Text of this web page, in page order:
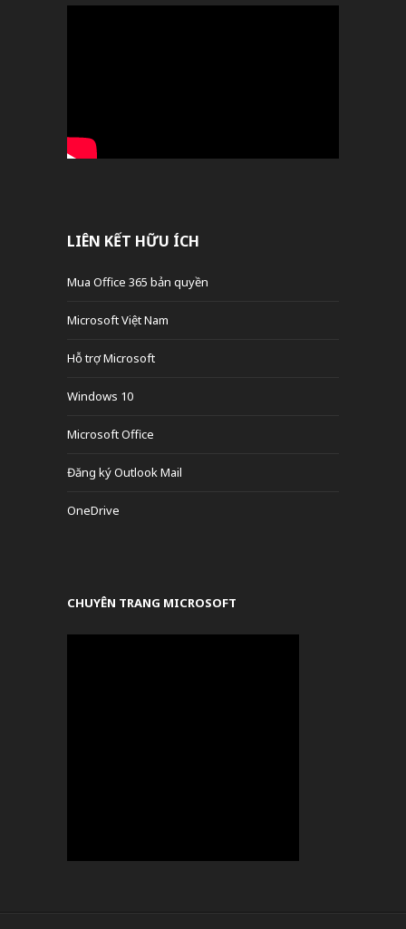
LIÊN KẾT HỮU ÍCH
Mua Office 365 bản quyền
Microsoft Việt Nam
Hỗ trợ Microsoft
Windows 10
Microsoft Office
Đăng ký Outlook Mail
OneDrive
CHUYÊN TRANG MICROSOFT